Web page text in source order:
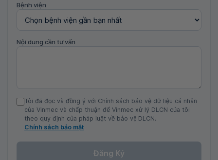
Bệnh viện
Nội dung cần tư vấn
Tôi đã đọc và đồng ý với Chính sách bảo vệ dữ liệu cá nhân
của Vinmec và chấp thuận để Vinmec xử lý DLCN của tôi
theo quy định của pháp luật về bảo vệ DLCN.
Chính sách bảo mật
Đăng Ký